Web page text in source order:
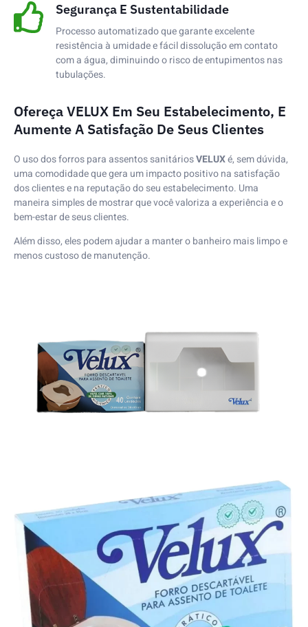
Segurança E Sustentabilidade
Processo automatizado que garante excelente
resistência à umidade e fácil dissolução em contato
com a água, diminuindo o risco de entupimentos nas
tubulações.
Ofereça VELUX Em Seu Estabelecimento, E
Aumente A Satisfação De Seus Clientes
O uso dos forros para assentos sanitáriosVELUXé, sem dúvida,
uma comodidade que gera um impacto positivo na satisfação
dos clientes e na reputação do seu estabelecimento. Uma
maneira simples de mostrar que você valoriza a experiência e o
bem-estar de seus clientes.
Além disso, eles podem ajudar a manter o banheiro mais limpo e
menos custoso de manutenção.